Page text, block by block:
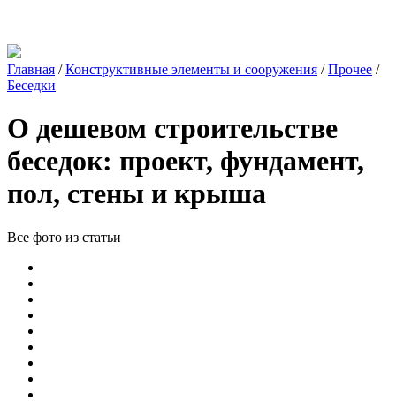
Главная /Конструктивные элементы и сооружения /Прочее /
Беседки
О дешевом строительстве
беседок: проект, фундамент,
пол, стены и крыша
Все фото из статьи